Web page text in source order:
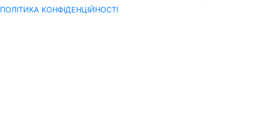
ПОЛІТИКА КОНФІДЕНЦІЙНОСТІ